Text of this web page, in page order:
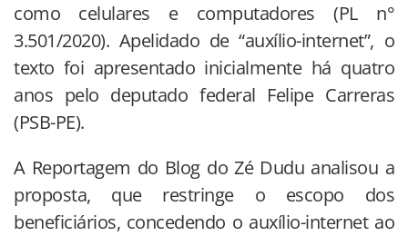
como celulares e computadores (PL n°
3.501/2020). Apelidado de “auxílio-internet”, o
texto foi apresentado inicialmente há quatro
anos pelo deputado federal Felipe Carreras
(PSB-PE).
A Reportagem do Blog do Zé Dudu analisou a
proposta, que restringe o escopo dos
beneficiários, concedendo o auxílio-internet ao